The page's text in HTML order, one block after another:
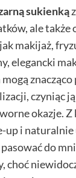
sukienką
ale także
makijaż,
elegancki
czyniąc
okazje. Z
up i naturalnie
do
choć